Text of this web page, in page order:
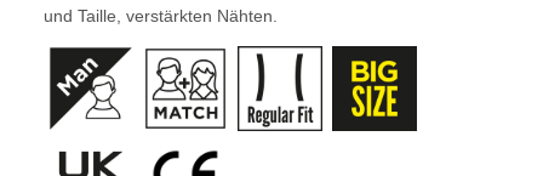
und Taille, verstärkten Nähten.